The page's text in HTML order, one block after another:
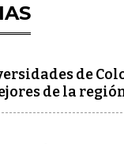
de
de la